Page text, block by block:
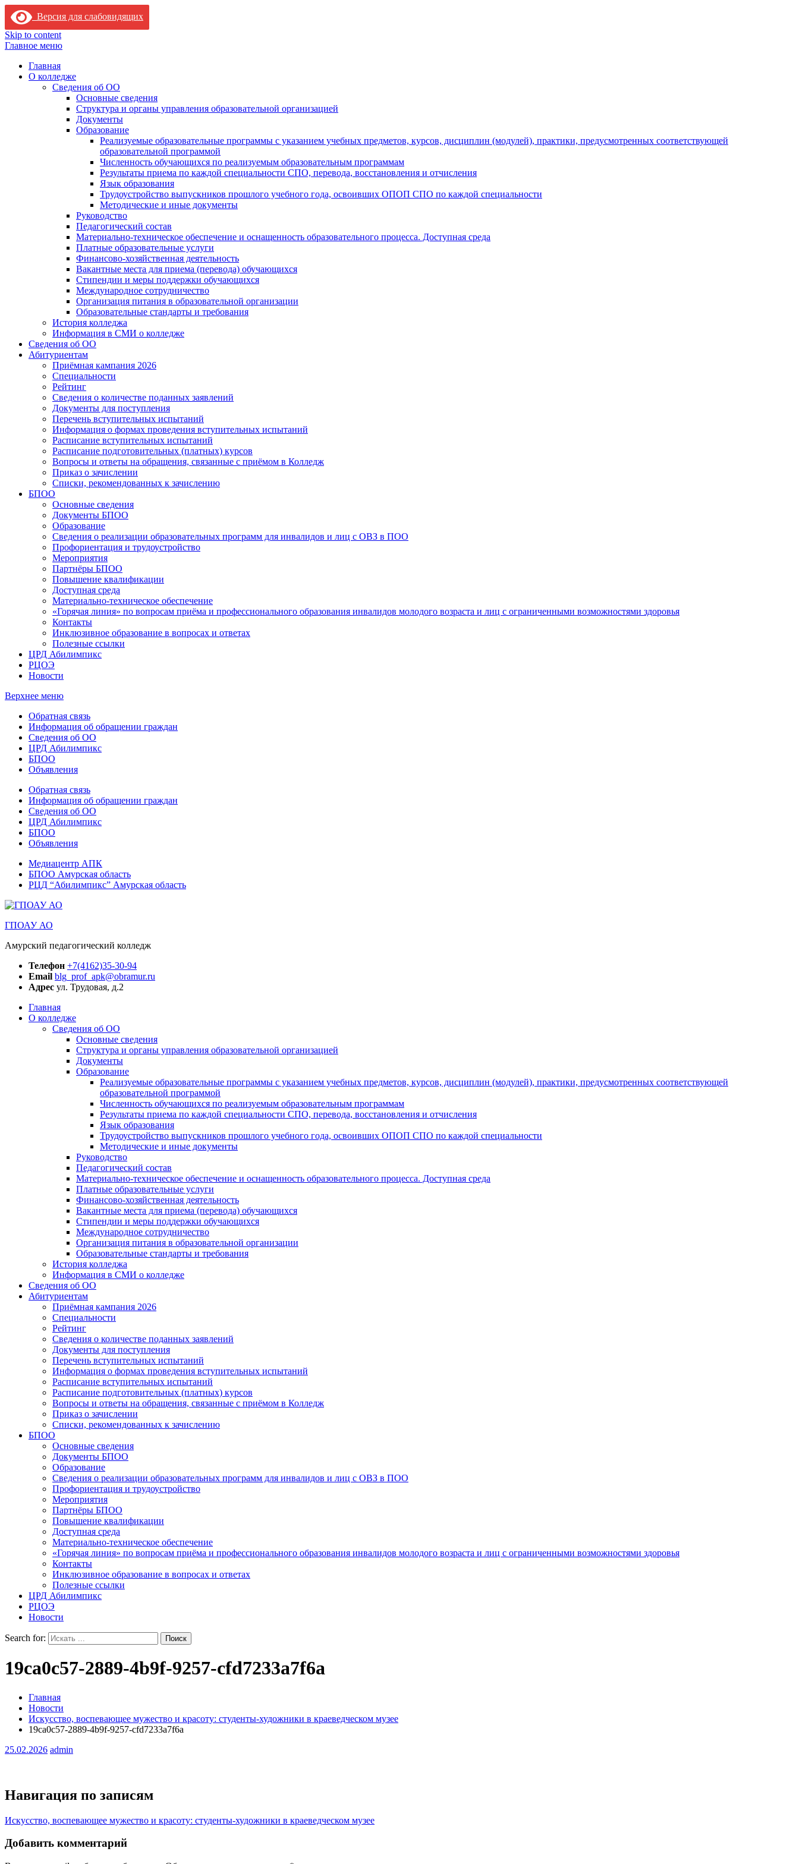
Версия для слабовидящих
Skip to content
Главное меню
Главная
О колледже
Сведения об ОО
Основные сведения
Структура и органы управления образовательной организацией
Документы
Образование
Реализуемые образовательные программы с указанием учебных предметов, курсов, дисциплин (модулей), практики, предусмотренных соответствующей
образовательной программой
Численность обучающихся по реализуемым образовательным программам
Результаты приема по каждой специальности СПО, перевода, восстановления и отчисления
Язык образования
Трудоустройство выпускников прошлого учебного года, освоивших ОПОП СПО по каждой специальности
Методические и иные документы
Руководство
Педагогический состав
Материально-техническое обеспечение и оснащенность образовательного процесса. Доступная среда
Платные образовательные услуги
Финансово-хозяйственная деятельность
Вакантные места для приема (перевода) обучающихся
Стипендии и меры поддержки обучающихся
Международное сотрудничество
Организация питания в образовательной организации
Образовательные стандарты и требования
История колледжа
Информация в СМИ о колледже
Сведения об ОО
Абитуриентам
Приёмная кампания 2026
Специальности
Рейтинг
Сведения о количестве поданных заявлений
Документы для поступления
Перечень вступительных испытаний
Информация о формах проведения вступительных испытаний
Расписание вступительных испытаний
Расписание подготовительных (платных) курсов
Вопросы и ответы на обращения, связанные с приёмом в Колледж
Приказ о зачислении
Списки, рекомендованных к зачислению
БПОО
Основные сведения
Документы БПОО
Образование
Сведения о реализации образовательных программ для инвалидов и лиц с ОВЗ в ПОО
Профориентация и трудоустройство
Мероприятия
Партнёры БПОО
Повышение квалификации
Доступная среда
Материально-техническое обеспечение
«Горячая линия» по вопросам приёма и профессионального образования инвалидов молодого возраста и лиц с ограниченными возможностями здоровья
Контакты
Инклюзивное образование в вопросах и ответах
Полезные ссылки
ЦРД Абилимпикс
РЦОЭ
Новости
Верхнее меню
Обратная связь
Информация об обращении граждан
Сведения об ОО
ЦРД Абилимпикс
БПОО
Объявления
Обратная связь
Информация об обращении граждан
Сведения об ОО
ЦРД Абилимпикс
БПОО
Объявления
Медиацентр АПК
БПОО Амурская область
РЦД “Абилимпикс” Амурская область
ГПОАУ АО
Амурский педагогический колледж
Телефон +7(4162)35-30-94
Email blg_prof_apk@obramur.ru
Адрес ул. Трудовая, д.2
Главная
О колледже
Сведения об ОО
Основные сведения
Структура и органы управления образовательной организацией
Документы
Образование
Реализуемые образовательные программы с указанием учебных предметов, курсов, дисциплин (модулей), практики, предусмотренных соответствующей
образовательной программой
Численность обучающихся по реализуемым образовательным программам
Результаты приема по каждой специальности СПО, перевода, восстановления и отчисления
Язык образования
Трудоустройство выпускников прошлого учебного года, освоивших ОПОП СПО по каждой специальности
Методические и иные документы
Руководство
Педагогический состав
Материально-техническое обеспечение и оснащенность образовательного процесса. Доступная среда
Платные образовательные услуги
Финансово-хозяйственная деятельность
Вакантные места для приема (перевода) обучающихся
Стипендии и меры поддержки обучающихся
Международное сотрудничество
Организация питания в образовательной организации
Образовательные стандарты и требования
История колледжа
Информация в СМИ о колледже
Сведения об ОО
Абитуриентам
Приёмная кампания 2026
Специальности
Рейтинг
Сведения о количестве поданных заявлений
Документы для поступления
Перечень вступительных испытаний
Информация о формах проведения вступительных испытаний
Расписание вступительных испытаний
Расписание подготовительных (платных) курсов
Вопросы и ответы на обращения, связанные с приёмом в Колледж
Приказ о зачислении
Списки, рекомендованных к зачислению
БПОО
Основные сведения
Документы БПОО
Образование
Сведения о реализации образовательных программ для инвалидов и лиц с ОВЗ в ПОО
Профориентация и трудоустройство
Мероприятия
Партнёры БПОО
Повышение квалификации
Доступная среда
Материально-техническое обеспечение
«Горячая линия» по вопросам приёма и профессионального образования инвалидов молодого возраста и лиц с ограниченными возможностями здоровья
Контакты
Инклюзивное образование в вопросах и ответах
Полезные ссылки
ЦРД Абилимпикс
РЦОЭ
Новости
Search for:
19ca0c57-2889-4b9f-9257-cfd7233a7f6a
Главная
Новости
Искусство, воспевающее мужество и красоту: студенты-художники в краеведческом музее
19ca0c57-2889-4b9f-9257-cfd7233a7f6a
25.02.2026 admin
Навигация по записям
Искусство, воспевающее мужество и красоту: студенты-художники в краеведческом музее
Добавить комментарий